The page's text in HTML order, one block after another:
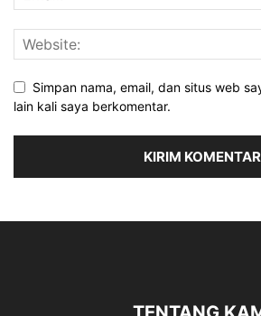
Simpan nama, email, dan situs web
lain kali saya berkomentar.